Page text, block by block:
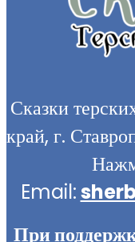
Сказки
край, г.
Email:
При